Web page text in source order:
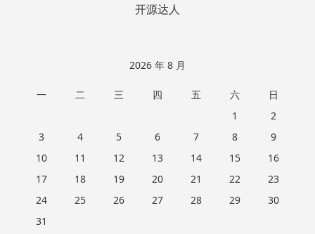
开源达人
2026 年 8 月
一 二 三 四 五 六
日
1
2
3
4 5 6 7 8
9
10
11 12 13 14 15
16
17
18 19 20 21 22
23
24
25 26 27 28 29
30
31